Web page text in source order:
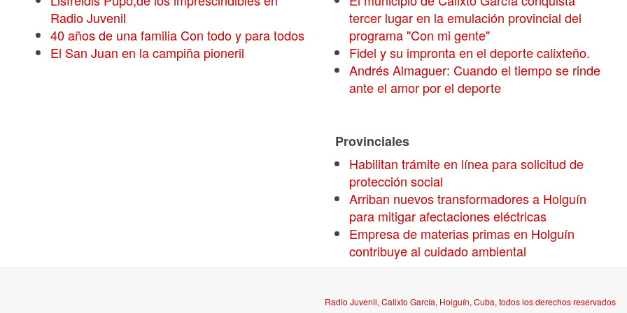
Radio Juvenil
40 años de una familia Con todo y para todos
El San Juan en la campiña pioneril
tercer lugar en la emulación provincial del
programa "Con mi gente"
Fidel y su impronta en el deporte calixteño.
Andrés Almaguer: Cuando el tiempo se rinde
ante el amor por el deporte
Provinciales
Habilitan trámite en línea para solicitud de
protección social
Arriban nuevos transformadores a Holguín
para mitigar afectaciones eléctricas
Empresa de materias primas en Holguín
contribuye al cuidado ambiental
Radio Juvenil, Calixto García, Holguín, Cuba, todos los derechos reservados